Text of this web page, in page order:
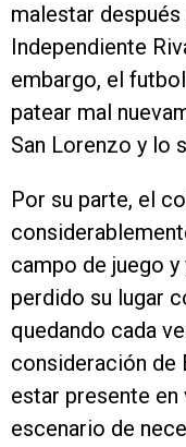
malestar
Independiente
embargo, el
patear mal
San Lorenzo y lo
Por su parte, el
campo de juego
perdido su lugar
quedando cada
consideración de
estar presente
escenario de